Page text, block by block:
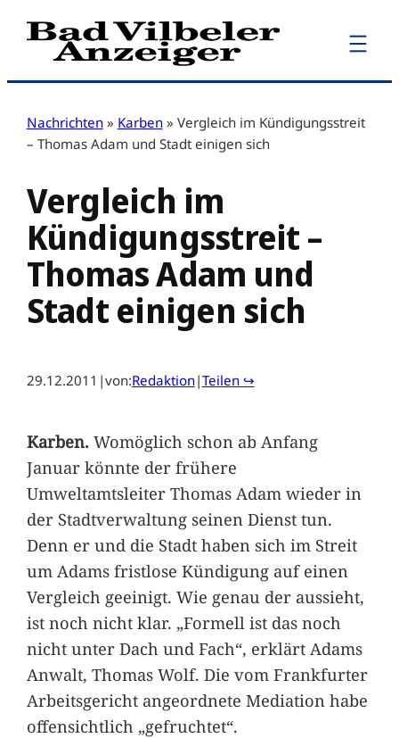
Zum
Inhalt
Nachrichten » Karben » Vergleich im Kündigungsstreit
– Thomas Adam und Stadt einigen sich
Vergleich im
Kündigungsstreit –
Thomas Adam und
Stadt einigen sich
29.12.2011 |von:Redaktion|Teilen ↪
Karben.Womöglich schon ab Anfang
Januar könnte der frühere
Umweltamtsleiter Thomas Adam wieder in
der Stadtverwaltung seinen Dienst tun.
Denn er und die Stadt haben sich im Streit
um Adams fristlose Kündigung auf einen
Vergleich geeinigt. Wie genau der aussieht,
ist noch nicht klar. „Formell ist das noch
nicht unter Dach und Fach“, erklärt Adams
Anwalt, Thomas Wolf. Die vom Frankfurter
Arbeitsgericht angeordnete Mediation habe
offensichtlich „gefruchtet“.